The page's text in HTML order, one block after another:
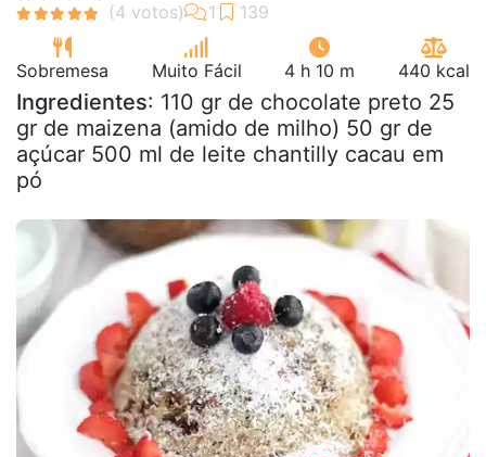
Sobremesa Muito Fácil 4 h 10 m 440 kcal
Ingredientes: 110 gr de chocolate preto 25
gr de maizena (amido de milho) 50 gr de
açúcar 500 ml de leite chantilly cacau em
pó